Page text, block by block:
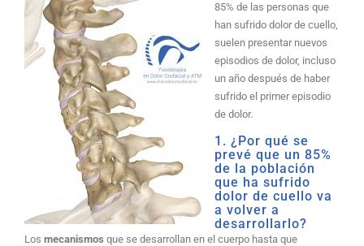
85% de las personas que
han sufrido dolor de cuello,
suelen presentar nuevos
episodios de dolor, incluso
un año después de haber
sufrido el primer episodio
de dolor.
1. ¿Por qué se
prevé que un 85%
de la población
que ha sufrido
dolor de cuello va
a volver a
desarrollarlo?
Los mecanismos que se desarrollan en el cuerpo hasta que